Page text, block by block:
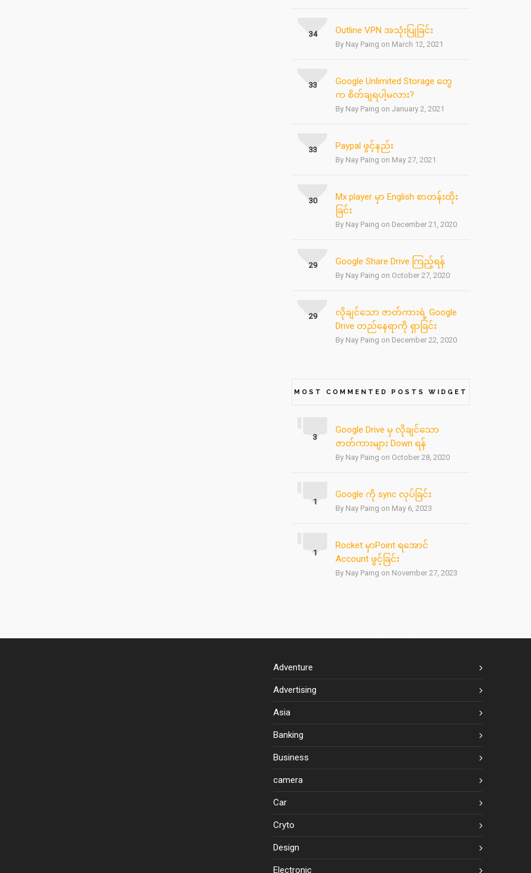
Outline VPN အသုံးပြုခြင်း
By Nay Paing on March 12, 2021
34
Google Unlimited Storage တွေ
က စိတ်ချရပါ့မလား?
By Nay Paing on January 2, 2021
33
Paypal ဖွင့်နည်း
By Nay Paing on May 27, 2021
33
Mx player မှာ English စာတန်းထိုး
ခြင်း
By Nay Paing on December 21, 2020
30
Google Share Drive ကြည့်ရန်
By Nay Paing on October 27, 2020
29
လိုချင်သော ဇာတ်ကားရဲ့ Google
Drive တည်နေရာကို ရှာခြင်း
By Nay Paing on December 22, 2020
29
MOST COMMENTED POSTS WIDGET
Google Drive မှ လိုချင်သော
ဇာတ်ကားများ Down ရန်
By Nay Paing on October 28, 2020
3
Google ကို sync လုပ်ခြင်း
By Nay Paing on May 6, 2023
1
Rocket မှာPoint ရအောင်
Account ဖွင့်ခြင်း
By Nay Paing on November 27, 2023
1
Adventure
Advertising
Asia
Banking
Business
camera
Car
Cryto
Design
Electronic